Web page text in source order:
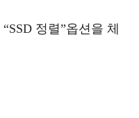
“SSD 정렬”옵션을 체